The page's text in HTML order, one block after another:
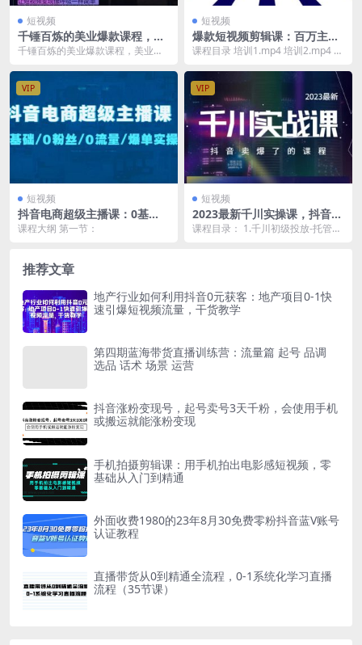
短视频
千锤百炼的美业爆款课程，美
业号公式，让短视频变现像呼
千锤百炼的美业爆款课程，美业号
单 课程目录：
短视频
爆款短视频剪辑课：百万主播
都在用的技巧，轻松突破10w
课程目录 培训1.mp4 培训2.mp4 第
课...
VIP
短视频
抖音电商超级主播课：0基
础、0粉丝、0流量、爆单实操
课程大纲 第一节：
VIP
短视频
2023最新千川实操课，抖音卖
爆了的课程（20节视频课）
课程目录： 1.千川初级投放-托管成
推荐文章
地产行业如何利用抖音0元获客：地产项目0-1快
速引爆短视频流量，干货教学
第四期蓝海带货直播训练营：流量篇 起号 品调
选品 话术 场景 运营
抖音涨粉变现号，起号卖号3天千粉，会使用手机
或搬运就能涨粉变现
手机拍摄剪辑课：用手机拍出电影感短视频，零
基础从入门到精通
外面收费1980的23年8月30免费零粉抖音蓝V账号
认证教程
直播带货从0到精通全流程，0-1系统化学习直播
流程（35节课）